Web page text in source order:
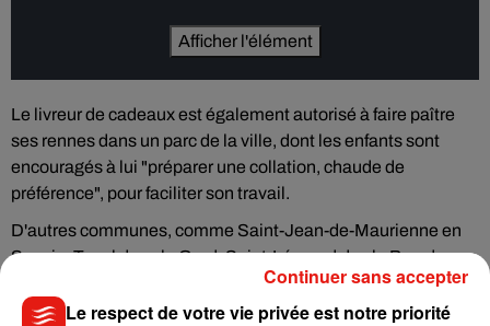
Afficher l'élément
Le livreur de cadeaux est également autorisé à faire paître
ses rennes dans un parc de la ville, dont les enfants sont
encouragés à lui "préparer une collation, chaude de
préférence", pour faciliter son travail.
D'autres communes, comme Saint-Jean-de-Maurienne en
Savoie, Tavel dans le Gard, Saint-Léonard das le Pas-de-
Calais ou Ploemeur dans le Morbihan, ont pris des arrêtés
similaires, déjà apparus en 2020 à l'approche des fêtes.
Le respect de votre vie privée est notre priorité
Continuer sans accepter